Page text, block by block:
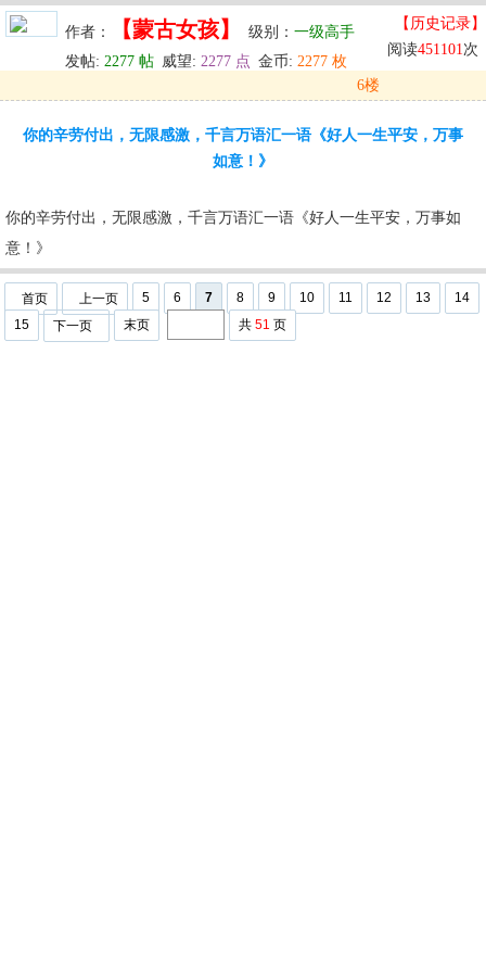
作者： 【蒙古女孩】 级别： 一级高手
发帖: 2277 帖 威望: 2277 点 金币: 2277 枚
【历史记录】
阅读451101次
6楼
回复 u 编辑 u
你的辛劳付出，无限感激，千言万语汇一语《好人一生平安，万事
如意！》
你的辛劳付出，无限感激，千言万语汇一语《好人一生平安，万事如
意！》
首页 上一页 5 6 7 8 9 10 11 12 13
14
15
下一页 末页 共 51 页